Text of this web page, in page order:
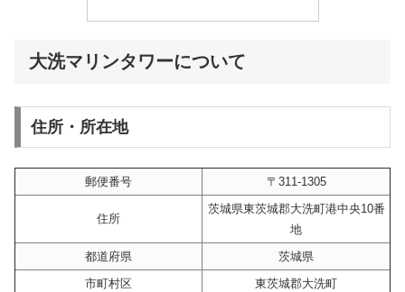
大洗マリンタワーについて
住所・所在地
郵便番号 〒311-1305
住所
茨城県東茨城郡大洗町港中央10番
地
都道府県
茨城県
市町村区
東茨城郡大洗町